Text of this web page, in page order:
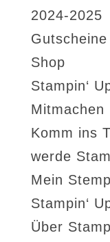
2024-2025
Shop
Stampin‘
Mitmachen
Komm ins
werde
Mein
Stampin‘
Über